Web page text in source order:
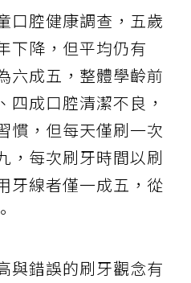
口腔健康調查，五歲
下降，但平均仍有
六成五，整體學齡前
四成口腔清潔不良，
慣，但每天僅刷一次
，每次刷牙時間以刷
牙線者僅一成五，從
與錯誤的刷牙觀念有